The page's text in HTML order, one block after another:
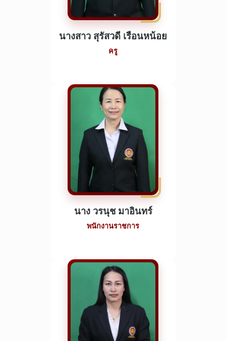
นางสาว สุรัสวดี เรือนหน้อย
ครู
นาง วรนุช มาอินทร์
พนักงานราชการ